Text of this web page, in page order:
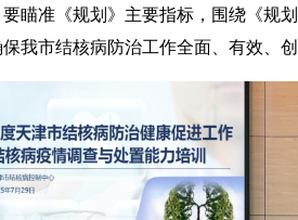
瞄准《规划》主要指标，围绕《规
我市结核病防治工作全面、有效、创